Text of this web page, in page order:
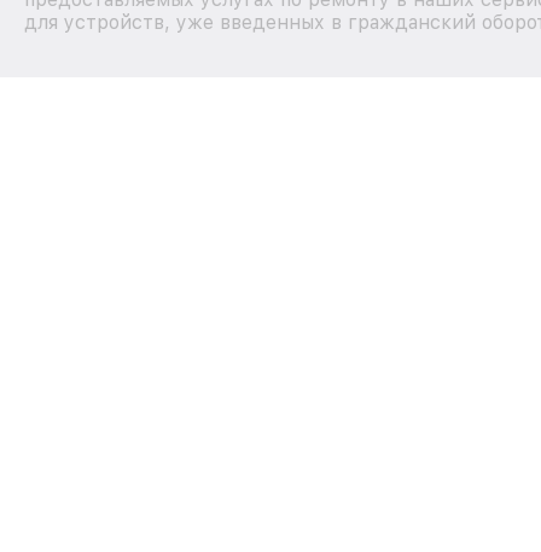
для устройств, уже введенных в гражданский